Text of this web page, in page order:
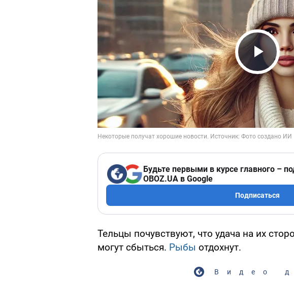
Play
Будьте первыми в курсе главного –
OBOZ.UA в Google
Подписаться
Тельцы почувствуют, что удача на их
могут сбыться. Рыбы отдохнут.
Видео